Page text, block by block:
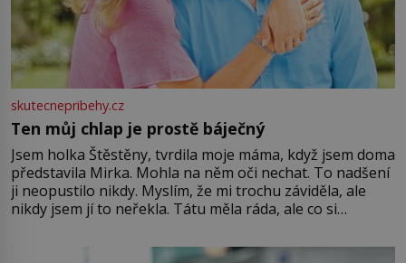
skutecnepribehy.cz
Ten můj chlap je prostě báječný
Jsem holka Štěstěny, tvrdila moje máma, když jsem doma
představila Mirka. Mohla na něm oči nechat. To nadšení
ji neopustilo nikdy. Myslím, že mi trochu záviděla, ale
nikdy jsem jí to neřekla. Tátu měla ráda, ale co si
Jsme spolu moc rádi Tehdy byla jiná doba, když